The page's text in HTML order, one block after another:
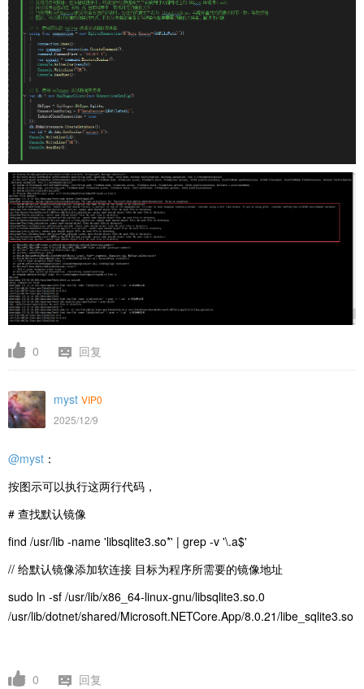
0 回复
myst VIP0
2025/12/9
@myst ：
按图示可以执行这两行代码，
# 查找默认镜像
find /usr/lib -name 'libsqlite3.so*' | grep -v '\.a$'
// 给默认镜像添加软连接 目标为程序所需要的镜像地址
sudo ln -sf /usr/lib/x86_64-linux-gnu/libsqlite3.so.0
/usr/lib/dotnet/shared/Microsoft.NETCore.App/8.0.21/libe_sqlite3.so
0 回复